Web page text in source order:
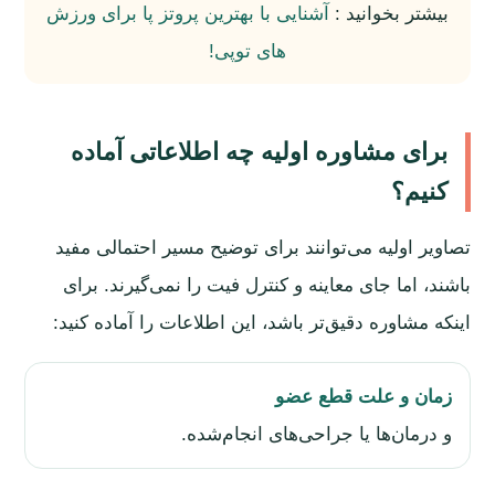
بیشتر بخوانید :
آشنایی با بهترین پروتز پا برای ورزش
های توپی!
برای مشاوره اولیه چه اطلاعاتی آماده
کنیم؟
تصاویر اولیه می‌توانند برای توضیح مسیر احتمالی مفید
باشند، اما جای معاینه و کنترل فیت را نمی‌گیرند. برای
اینکه مشاوره دقیق‌تر باشد، این اطلاعات را آماده کنید:
زمان و علت قطع عضو
و درمان‌ها یا جراحی‌های انجام‌شده.